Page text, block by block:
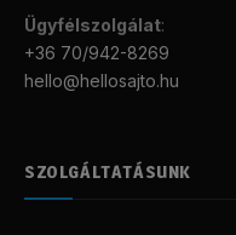
Ügyfélszolgálat:
+36 70/942-8269
hello@hellosajto.hu
SZOLGÁLTATÁSUNK